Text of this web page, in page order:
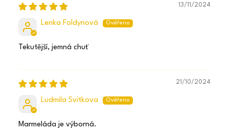
13/11/2024
Lenka Foldynová
Tekutější, jemná chuť
21/10/2024
Ludmila Svitkova
Marmeláda je výborná.